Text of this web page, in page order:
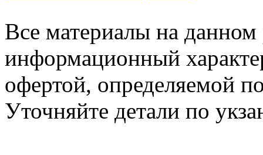
Все материалы на данном
информационный
офертой, определяемой
Уточняйте детали по